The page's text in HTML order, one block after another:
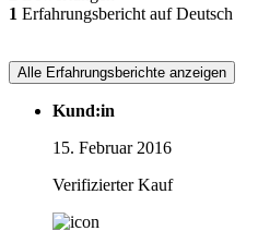
1 Erfahrungsbericht auf Deutsch
Alle Erfahrungsberichte anzeigen
Kund:in
15. Februar 2016
Verifizierter Kauf